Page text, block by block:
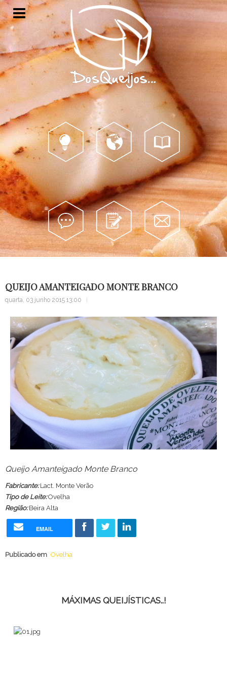
Catálogo
Alma... Sugestão Contacte
QUEIJO AMANTEIGADO MONTE BRANCO
quarta, 03 junho 2015 13:00
Queijo Amanteigado Monte Branco
Fabricante:Lact. Monte Verão
Tipo de Leite: Ovelha
Região:Beira Alta
EMAIL
Publicado em Ovelha
MÁXIMAS QUEIJÍSTICAS..!